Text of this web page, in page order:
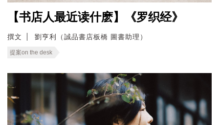
【书店人最近读什麽】《罗织经》
撰文 劉亨利（誠品書店板橋 圖書助理）
提案on the desk